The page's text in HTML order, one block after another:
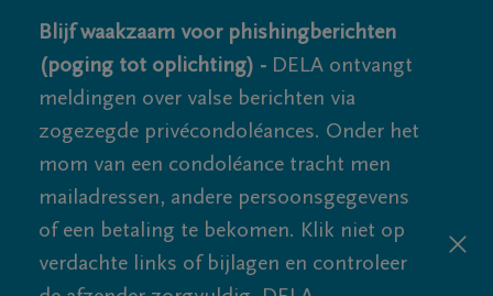
Blijf waakzaam voor phishingberichten
(poging tot oplichting) - DELA ontvangt
meldingen over valse berichten via
zogezegde privécondoléances. Onder het
mom van een condoléance tracht men
mailadressen, andere persoonsgegevens
of een betaling te bekomen. Klik niet op
verdachte links of bijlagen en controleer